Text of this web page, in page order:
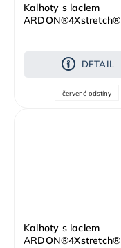
Kalhoty s laclem
ARDON®4Xstretch®
DETAIL
červené odstíny
Kalhoty s laclem